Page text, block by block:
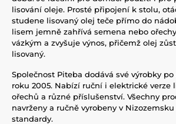
lisování oleje. Prosté připojení k stolu,
studene lisovaný olej teče přímo do
lisem jemně zahřívá semena nebo
vázkým a zvyšuje výnos, přičemž olej
lisovaný.
Společnost Piteba dodává své výrobky
roku 2005. Nabízí ruční i elektrické verze
ořechů a různé příslušenství. Všechny
navrženy a ručně vyrobeny v
standardy.